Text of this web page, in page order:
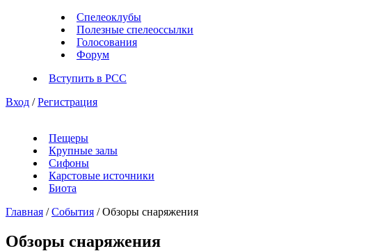
Спелеоклубы
Полезные спелеоссылки
Голосования
Форум
Вступить в РСС
Вход / Регистрация
Пещеры
Крупные залы
Сифоны
Карстовые источники
Биота
Главная / События / Обзоры снаряжения
Обзоры снаряжения